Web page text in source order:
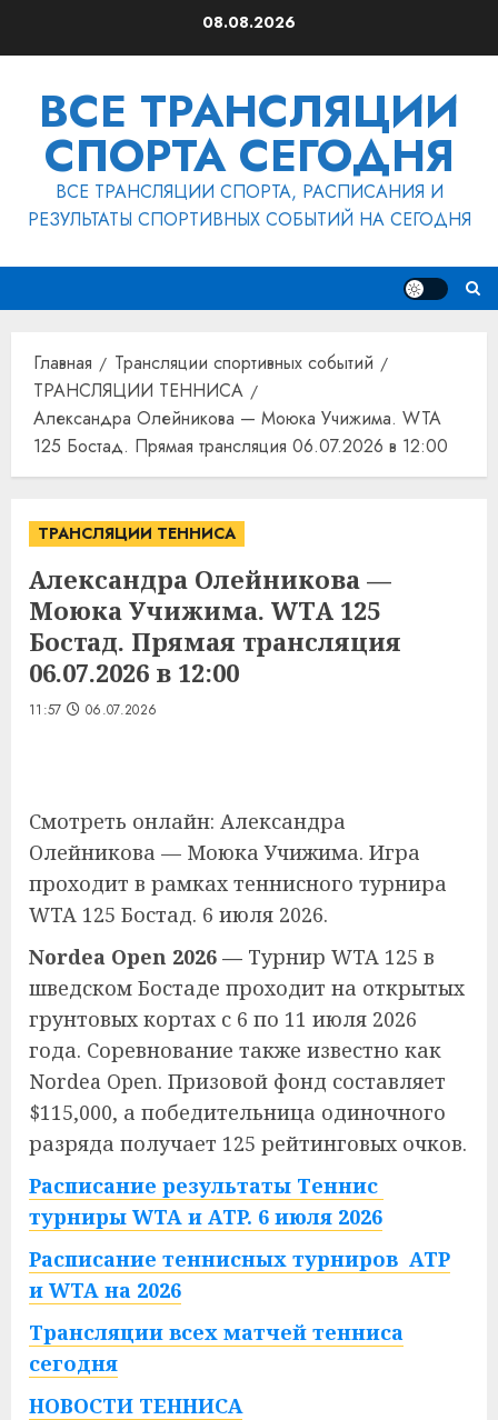
08.08.2026
ВСЕ ТРАНСЛЯЦИИ
СПОРТА СЕГОДНЯ
ВСЕ ТРАНСЛЯЦИИ СПОРТА, РАСПИСАНИЯ И
РЕЗУЛЬТАТЫ СПОРТИВНЫХ СОБЫТИЙ НА СЕГОДНЯ
Главная
Трансляции спортивных событий
ТРАНСЛЯЦИИ ТЕННИСА
Александра Олейникова — Моюка Учижима. WTA
125 Бостад. Прямая трансляция 06.07.2026 в 12:00
ТРАНСЛЯЦИИ ТЕННИСА
Александра Олейникова —
Моюка Учижима. WTA 125
Бостад. Прямая трансляция
06.07.2026 в 12:00
11:57 06.07.2026
Смотреть онлайн: Александра
Олейникова — Моюка Учижима. Игра
проходит в рамках теннисного турнира
WTA 125 Бостад. 6 июля 2026.
Nordea Open 2026 — Турнир WTA 125 в
шведском Бостаде проходит на открытых
грунтовых кортах с 6 по 11 июля 2026
года. Соревнование также известно как
Nordea Open. Призовой фонд составляет
$115,000, а победительница одиночного
разряда получает 125 рейтинговых очков.
Расписание результаты Теннис
турниры WTA и ATP. 6 июля 2026
Расписание теннисных турниров ATP
и WTA на 2026
Трансляции всех матчей тенниса
сегодня
НОВОСТИ ТЕННИСА